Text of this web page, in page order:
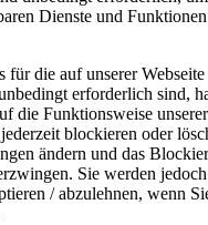
Dienste und
für die auf unserer
erforderlich sind,
die Funktionsweise
blockieren oder
ändern und das
Sie werden
/ abzulehnen, wenn